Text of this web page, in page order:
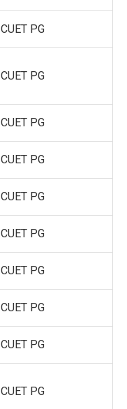
CUET PG
CUET PG
CUET PG
CUET PG
CUET PG
CUET PG
CUET PG
CUET PG
CUET PG
CUET PG